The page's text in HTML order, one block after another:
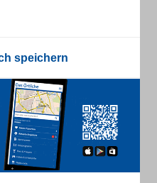
speichern